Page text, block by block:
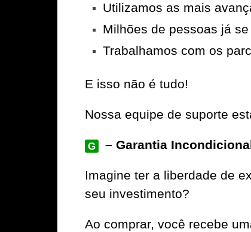
Utilizamos as mais
Milhões de pessoas já
Trabalhamos com os
E isso não é tudo!
Nossa equipe de suporte
G – Garantia
Imagine ter a liberdade de
seu investimento?
Ao comprar, você recebe